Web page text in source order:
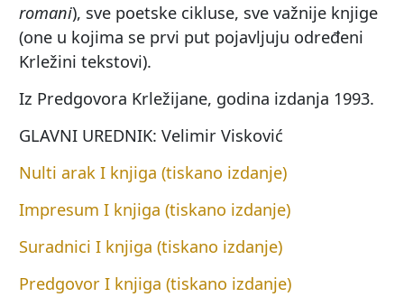
romani), sve poetske cikluse, sve važnije knjige
(one u kojima se prvi put pojavljuju određeni
Krležini tekstovi).
Iz Predgovora Krležijane, godina izdanja 1993.
GLAVNI UREDNIK: Velimir Visković
Nulti arak I knjiga (tiskano izdanje)
Impresum I knjiga (tiskano izdanje)
Suradnici I knjiga (tiskano izdanje)
Predgovor I knjiga (tiskano izdanje)